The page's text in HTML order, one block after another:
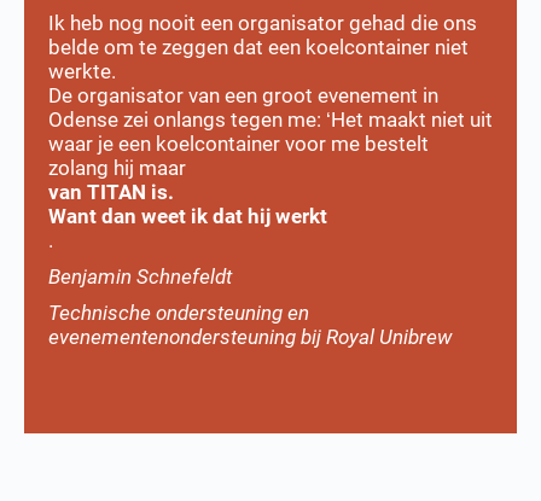
Ik heb nog nooit een organisator gehad die ons
belde om te zeggen dat een koelcontainer niet
werkte.
De organisator van een groot evenement in
Odense zei onlangs tegen me: ‘Het maakt niet uit
waar je een koelcontainer voor me bestelt
zolang hij maar
van TITAN is.
Want dan weet ik dat hij werkt
.
Benjamin Schnefeldt
Technische ondersteuning en
evenementenondersteuning bij Royal Unibrew